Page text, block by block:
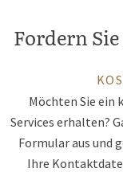
Fordern
Möchten Sie ein
Services erhalten?
Formular aus und
Ihre